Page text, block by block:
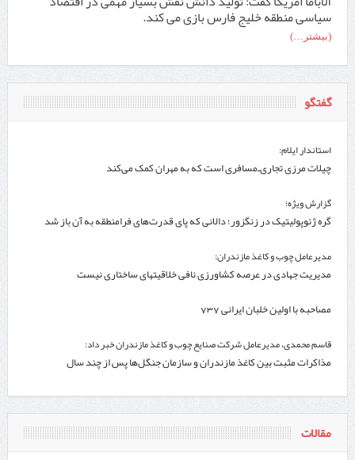
سیاسی منطقه خلیج فارس بازی می کند.
(بیشتر…)
گفتگو
استاندار ایلام:
چیلات مرزی تجاری‌ـ‌مسافری است که به مهران کمک می‌کند
گزارش ویژه؛
گره ژئوپولیتیک در زنگزور؛ دالانی که پای قدرت‌های فرامنطقه به آن باز شد
مدیرعامل چوب و کاغذ مازندران:
مدیریت جهادی در عرصه کشاورزی نافی خلاقیتهای ساختاری نیست
مصاحبه با اولین خلبان ایرانی 737
قاسم محمدی، مدیرعامل شرکت صنایع چوب و کاغذ مازندران خبر داد:
مذاکرات مثبت بین کاغذ مازندران و سازمان جنگل‌ها پس از چند سال
مقالات